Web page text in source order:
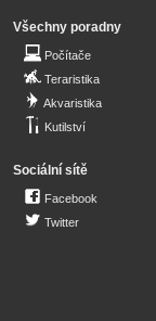
Všechny poradny
Počítače
Teraristika
Akvaristika
Kutilství
Sociální sítě
Facebook
Twitter